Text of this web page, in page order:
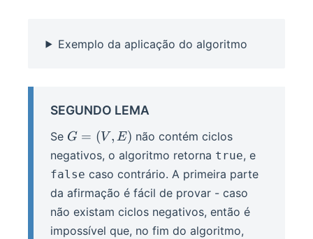
Exemplo da aplicação do algoritmo
SEGUNDO LEMA
Se G
=
(V,
E)
G = (V , E) não contém ciclos
negativos, o algoritmo retorna true, e
false caso contrário. A primeira parte
da afirmação é fácil de provar - caso
não existam ciclos negativos, então é
impossível que, no fim do algoritmo,